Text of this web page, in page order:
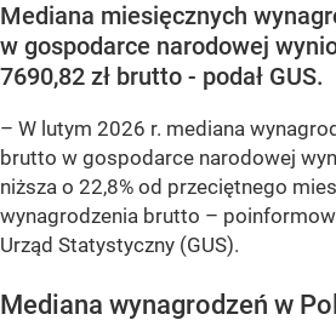
Mediana miesięcznych
w gospodarce narodowej
7690,82 zł brutto - podał GUS.
– W lutym 2026 r. mediana
brutto w gospodarce narodowej
niższa o 22,8% od przeciętnego
wynagrodzenia brutto –
Urząd Statystyczny (GUS).
Mediana wynagrodzeń w